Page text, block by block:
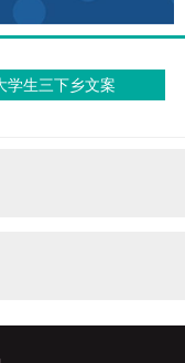
学生三下乡文案